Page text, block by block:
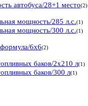
автобуса/28+1 место(2)
мощность/285 л.с.(1)
мощность/300 л.с.(1)
6x6(2)
баков/2х210 л(1)
баков/300 л(1)